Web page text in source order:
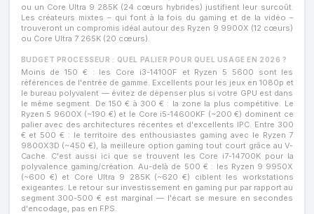
ou un Core Ultra 9 285K (24 cœurs hybrides) justifient leur surcoût.
Les créateurs mixtes – qui font à la fois du gaming et de la vidéo –
trouveront un compromis idéal autour des Ryzen 9 9900X (12 cœurs)
ou Core Ultra 7 265K (20 cœurs).
BUDGET PROCESSEUR : QUEL PALIER POUR QUEL USAGE EN 2026 ?
Moins de 150 € : les Core i3-14100F et Ryzen 5 5600 sont les
références de l'entrée de gamme. Excellents pour les jeux en 1080p et
le bureau polyvalent — évitez de dépenser plus si votre GPU est dans
le même segment. De 150 € à 300 € : la zone la plus compétitive. Le
Ryzen 5 9600X (~190 €) et le Core i5-14600KF (~200 €) dominent ce
palier avec des architectures récentes et d'excellents IPC. Entre 300
€ et 500 € : le territoire des enthousiastes gaming avec le Ryzen 7
9800X3D (~450 €), la meilleure option gaming tout court grâce au V-
Cache. C'est aussi ici que se trouvent les Core i7-14700K pour la
polyvalence gaming/création. Au-delà de 500 € : les Ryzen 9 9950X
(~600 €) et Core Ultra 9 285K (~620 €) ciblent les workstations
exigeantes. Le retour sur investissement en gaming pur par rapport au
segment 300-500 € est marginal — l'écart se mesure en secondes
d'encodage, pas en FPS.